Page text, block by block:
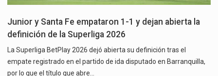
Junior y Santa Fe empataron 1-1 y dejan abierta la
definición de la Superliga 2026
La Superliga BetPlay 2026 dejó abierta su definición tras el
empate registrado en el partido de ida disputado en Barranquilla,
por lo que el título que abre…